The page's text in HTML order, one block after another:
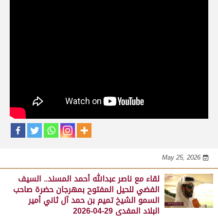
May 25, 2026
لقاء مع جابر بن سالم بن فاران.. مضمر هجن الشحانية الفائز
بالسيف الذهبي للحيل المفتوح بميدان الوثبة 22-05-2026
May 25, 2026
لقاء مع ناصر عبدالله أحمد المسند.. السيف
الفضي للحيل المفتوح بمهرجان حضرة صاحب
السمو الشيخ تميم بن حمد آل ثاني أمير
البلاد المفدى 29-04-2026